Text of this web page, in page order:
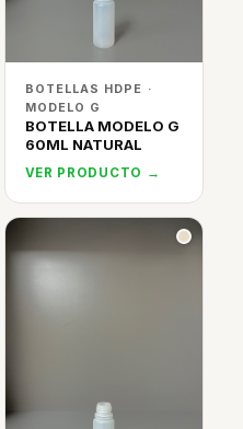
BOTELLAS HDPE ·
MODELO G
BOTELLA MODELO G
60ML NATURAL
VER PRODUCTO →